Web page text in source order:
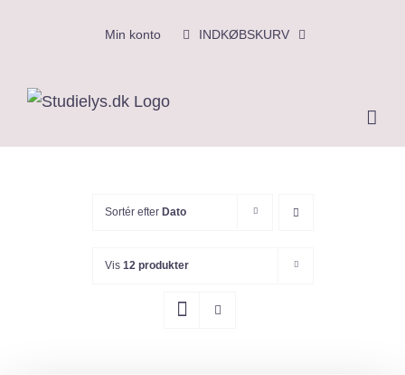
Min konto INDKØBSKURV
Sortér efter Dato
Vis 12 produkter